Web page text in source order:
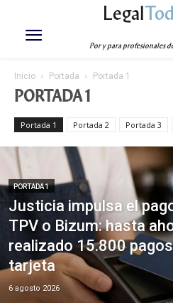
Legal
Por y para profesionales
Inicio Portada Portada 1
PORTADA 1
Portada 1 Portada 2 Portada 3
PORTADA 1
Justicia impulsa el
TPV o Bizum: hasta
realizado 15.800
tarjeta
6 agosto 2026